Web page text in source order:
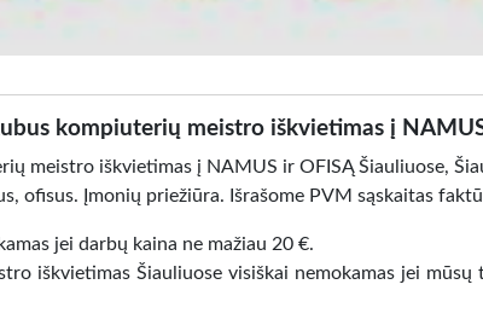
kompiuterių meistro iškvietimas į
meistro iškvietimas į NAMUS ir OFISĄ Šiauliuose,
ofisus. Įmonių priežiūra. Išrašome PVM sąskaitas
jei darbų kaina ne mažiau 20 €.
iškvietimas Šiauliuose visiškai nemokamas jei